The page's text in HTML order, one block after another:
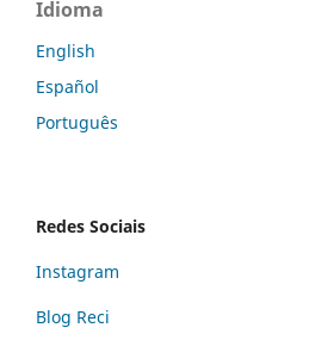
Idioma
English
Español
Português
Redes Sociais
Instagram
Blog Reci